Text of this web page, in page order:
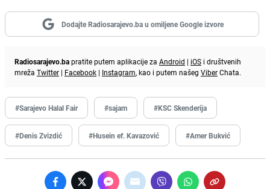
Dodajte Radiosarajevo.ba u omiljene Google izvore
Radiosarajevo.bapratite putem aplikacije za Android | iOS i društvenih
mreža Twitter | Facebook | Instagram, kao i putem našeg ViberChata.
#Sarajevo Halal Fair #sajam #KSC Skenderija
#Denis Zvizdić #Husein ef. Kavazović #Amer Bukvić